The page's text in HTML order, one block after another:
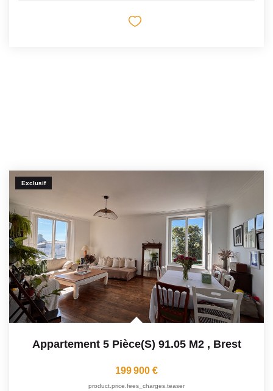
Exclusif
Appartement 5 Pièce(s) 91.05 M2 , Brest
199 900 €
product.price.fees_charges.teaser